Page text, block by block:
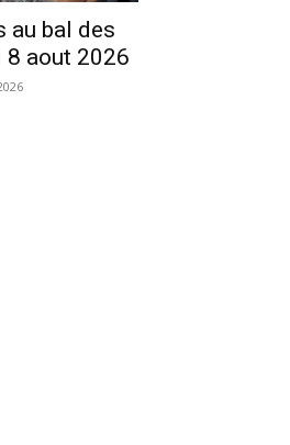
au bal des
8 aout 2026